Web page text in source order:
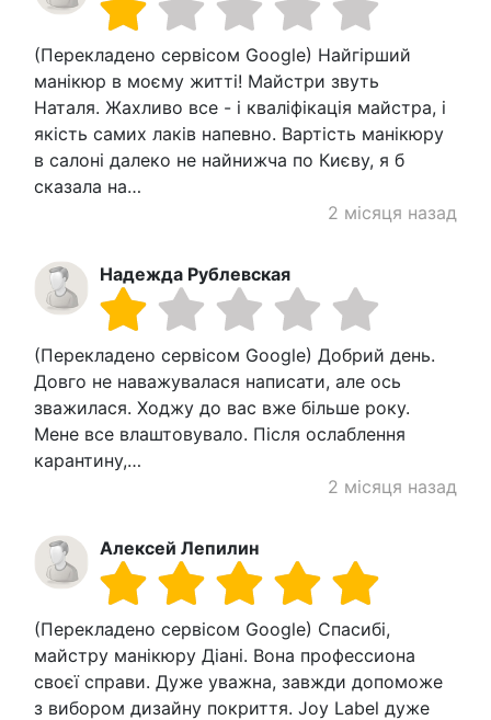
(Перекладено сервісом Google) Найгірший
манікюр в моєму житті! Майстри звуть
Наталя. Жахливо все - і кваліфікація майстра, і
якість самих лаків напевно. Вартість манікюру
в салоні далеко не найнижча по Києву, я б
сказала на…
2 місяця назад
Надежда Рублевская
(Перекладено сервісом Google) Добрий день.
Довго не наважувалася написати, але ось
зважилася. Ходжу до вас вже більше року.
Мене все влаштовувало. Після ослаблення
карантину,…
2 місяця назад
Алексей Лепилин
(Перекладено сервісом Google) Спасибі,
майстру манікюру Діані. Вона профессиона
своєї справи. Дуже уважна, завжди допоможе
з вибором дизайну покриття. Joy Label дуже